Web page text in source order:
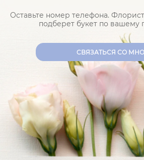
Оставьте номер телефона.
подберет букет по вашему
CВЯЗАТЬСЯ СО